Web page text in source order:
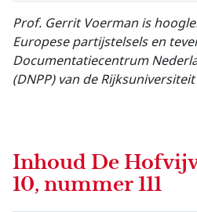
Prof. Gerrit Voerman is
Europese partijstelsels en
Documentatiecentrum
(DNPP) van de
Inhoud De
10, nummer 111